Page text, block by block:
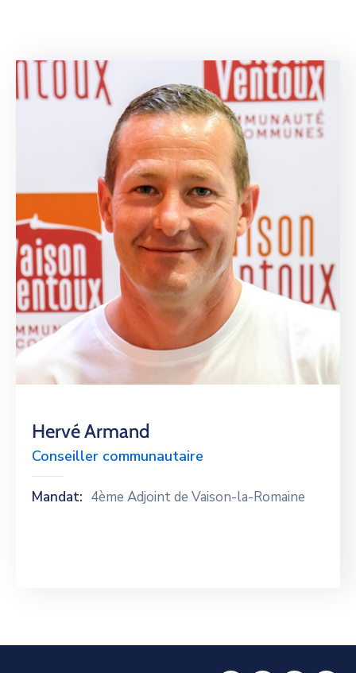
Hervé Armand
Conseiller communautaire
Mandat: 4ème Adjoint de Vaison-la-Romaine